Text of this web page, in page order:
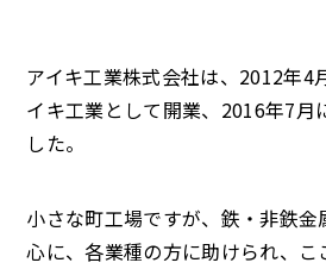
アイキ工業株式会社は、2012年4
イキ工業として開業、2016年7月
した。
小さな町工場ですが、鉄・非鉄
心に、各業種の方に助けられ、こ